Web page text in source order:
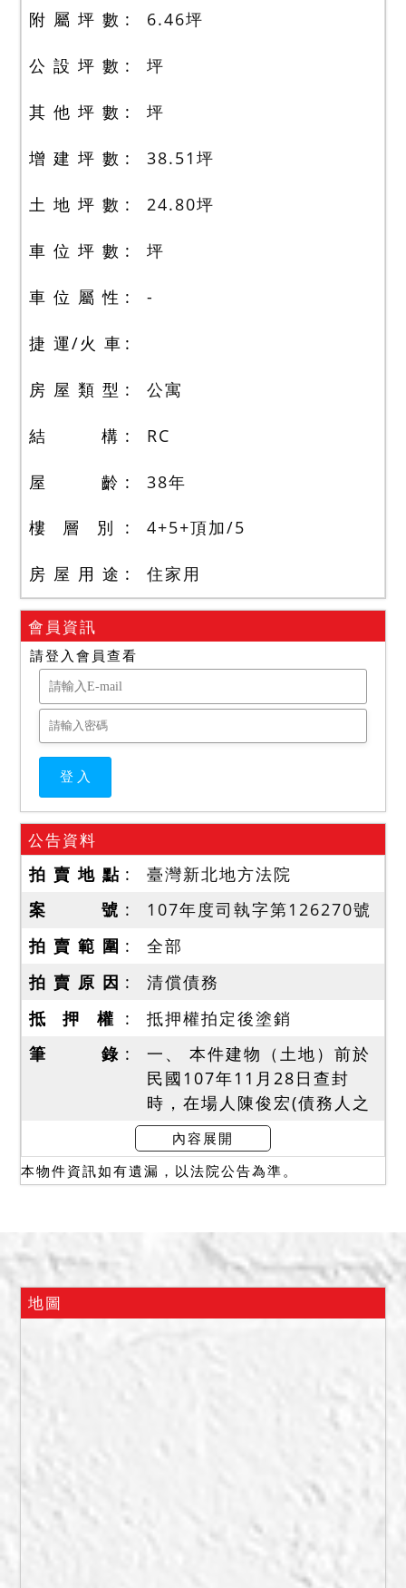
附 屬 坪 數 6.46坪
公 設 坪 數 坪
其 他 坪 數 坪
增 建 坪 數 38.51 坪
土 地 坪 數 24.80坪
車 位 坪 數 坪
車 位 屬 性 -
捷 運/火 車
房 屋 類 型 公寓
結 構 RC
屋 齡 38年
樓 層 別 4+5+頂加/5
房 屋 用 途 住家用
會員資訊
請登入會員查看
公告資料
拍 賣 地 點
臺灣新北地方法院
案 號
107年度司執字第126270號
拍 賣 範 圍
全部
拍 賣 原 因
清償債務
抵 押 權
抵押權拍定後塗銷
筆 錄
一、 本件建物（土地）前於
民國107年11月28日查封
時，在場人陳俊宏(債務人之
弟)在場陳稱： 本件拍賣標的
門牌號碼15之3號為債務人
的太太、小孩居住使用，除
事。門牌號碼15之4號係在
場人陳俊宏居住使用，無租
形，無其他足以影響交易格
內梯相通等語，拍定後15之
3號點交、15之4號不點交。
結果係15之4號(5樓)實際測
台及其右方確有增建，而15
內容展開
本物件資訊如有遺漏，以法院公告為準。
地圖